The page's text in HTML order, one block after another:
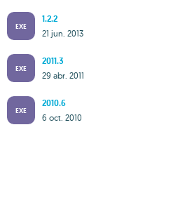
EXE
1.2.2
21 jun. 2013
EXE
2011.3
29 abr. 2011
EXE
2010.6
6 oct. 2010